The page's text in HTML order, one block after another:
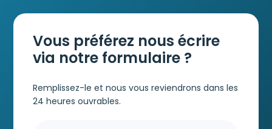
Vous préférez nous écrire
via notre formulaire ?
Remplissez-le et nous vous reviendrons dans les
24 heures ouvrables.